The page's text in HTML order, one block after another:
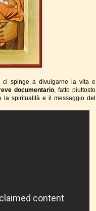
, ci spinge a divulgarne la vita e
documentario , fatto piuttosto
la spiritualità e il messaggio del